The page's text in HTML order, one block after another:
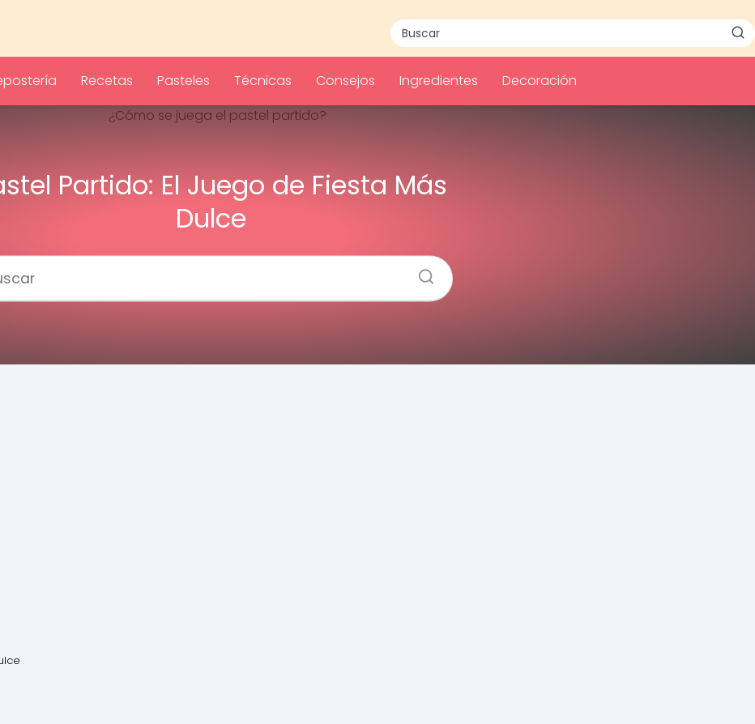
Recetas Pasteles Técnicas Consejos Ingredientes Decoración
Partido: El Juego de Fiesta Más
Dulce